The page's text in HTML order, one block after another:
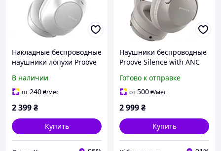
Накладные беспроводные
наушники лопухи Proove
gray
В наличии
от240₴/мес
2 399₴
Купить
Наушники беспроводные
Proove Silence with ANC
Готово к отправке
от500₴/мес
2 999₴
Купить